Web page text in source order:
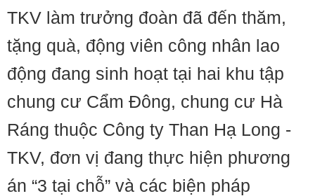
TKV làm trưởng đoàn đã đến thăm,
tặng quà, động viên công nhân lao
động đang sinh hoạt tại hai khu tập
chung cư Cẩm Đông, chung cư Hà
Ráng thuộc Công ty Than Hạ Long -
TKV, đơn vị đang thực hiện phương
án “3 tại chỗ” và các biện pháp